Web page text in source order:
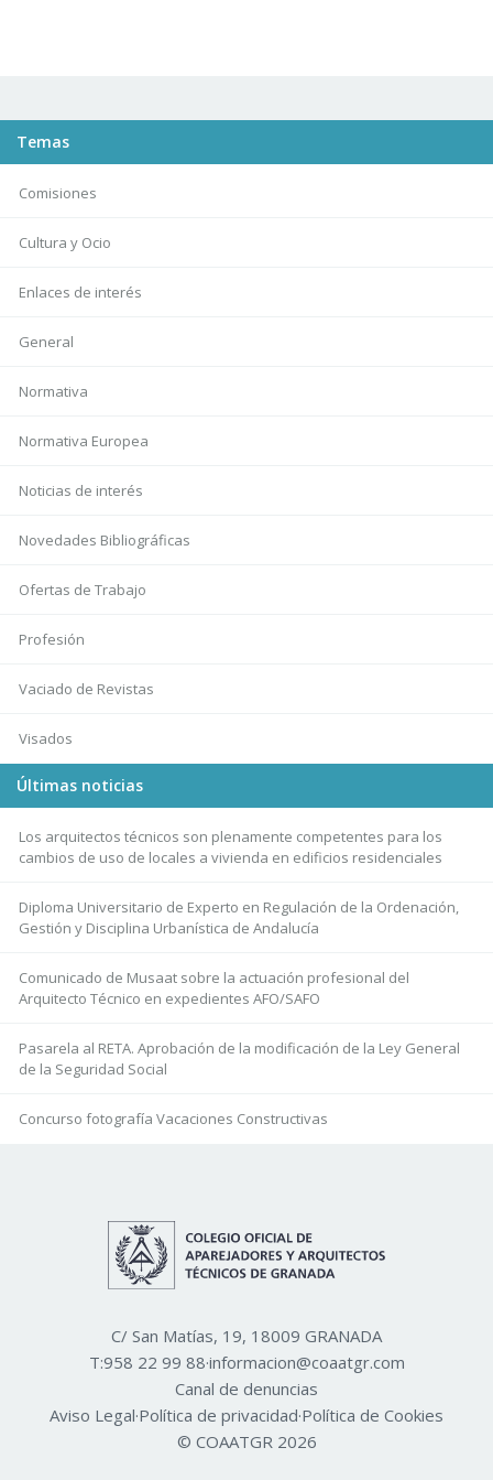
Temas
Comisiones
Cultura y Ocio
Enlaces de interés
General
Normativa
Normativa Europea
Noticias de interés
Novedades Bibliográficas
Ofertas de Trabajo
Profesión
Vaciado de Revistas
Visados
Últimas noticias
Los arquitectos técnicos son plenamente competentes para los
cambios de uso de locales a vivienda en edificios residenciales
Diploma Universitario de Experto en Regulación de la Ordenación,
Gestión y Disciplina Urbanística de Andalucía
Comunicado de Musaat sobre la actuación profesional del
Arquitecto Técnico en expedientes AFO/SAFO
Pasarela al RETA. Aprobación de la modificación de la Ley General
de la Seguridad Social
Concurso fotografía Vacaciones Constructivas
C/ San Matías, 19, 18009 GRANADA
T:958 22 99 88·informacion@coaatgr.com
Canal de denuncias
Aviso Legal·Política de privacidad·Política de Cookies
© COAATGR 2026